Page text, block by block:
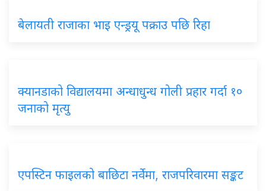
बेलायती राजाका भाइ एन्ड्रयू पक्राउ पछि रिहा
क्यानडाको विद्यालयमा अन्धाधुन्ध गोली प्रहार गर्दा १०
जनाको मृत्यु
एपस्टिन फाइलको बाछिटा नर्वेमा, राजपरिवारमा सङ्कट